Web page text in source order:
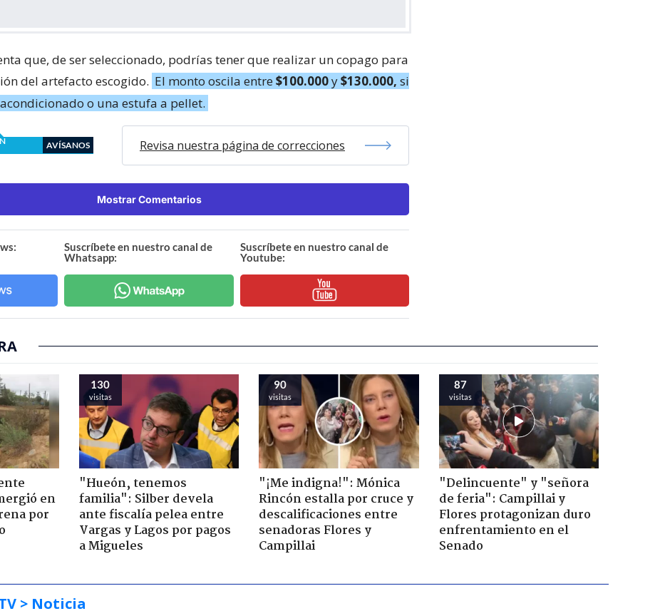
que, de ser seleccionado, podrías tener que realizar un copago para
del artefacto escogido. El monto oscila entre$100.000y$130.000, si
o una estufa a pellet.
AVÍSANOS Revisa nuestra página de correcciones
Mostrar Comentarios
Suscríbete en nuestro canal de
Whatsapp:
Suscríbete en nuestro canal de
Youtube:
en
por
130
visitas
"Hueón, tenemos
familia": Silber devela
ante fiscalía pelea entre
Vargas y Lagos por pagos
a Migueles
90
visitas
"¡Me indigna!": Mónica
Rincón estalla por cruce y
descalificaciones entre
senadoras Flores y
Campillai
87
visitas
"Delincuente" y "señora
de feria": Campillai y
Flores protagonizan duro
enfrentamiento en el
Senado
> Noticia